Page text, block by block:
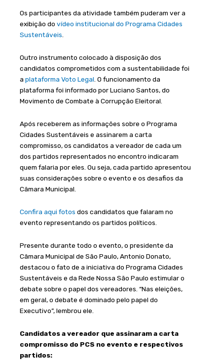
Os participantes da atividade também puderam ver a
exibição do vídeo institucional do Programa Cidades
Sustentáveis
Outro instrumento colocado à disposição dos
candidatos comprometidos com a sustentabilidade foi
a plataforma Voto Legal . O funcionamento da
plataforma foi informado por Luciano Santos, do
Movimento de Combate à Corrupção Eleitoral.
Após receberem as informações sobre o Programa
Cidades Sustentáveis e assinarem a carta
compromisso, os candidatos a vereador de cada um
dos partidos representados no encontro indicaram
quem falaria por eles. Ou seja, cada partido apresentou
suas considerações sobre o evento e os desafios da
Câmara Municipal.
Confira aqui fotos dos candidatos que falaram no
evento representando os partidos políticos.
Presente durante todo o evento, o presidente da
Câmara Municipal de São Paulo, Antonio Donato,
destacou o fato de a iniciativa do Programa Cidades
Sustentáveis e da Rede Nossa São Paulo estimular o
debate sobre o papel dos vereadores. “Nas eleições,
em geral, o debate é dominado pelo papel do
Executivo”, lembrou ele.
Candidatos a vereador que assinaram a carta
compromisso do PCS no evento e respectivos
partidos: